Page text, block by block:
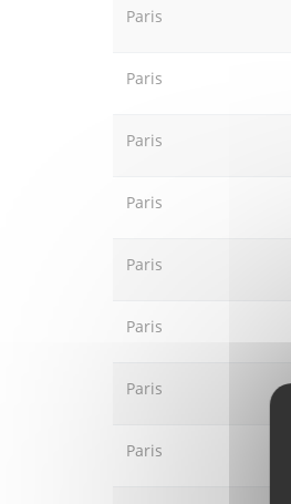
Paris
Paris
Paris
Paris
Paris
Paris
Paris
Paris